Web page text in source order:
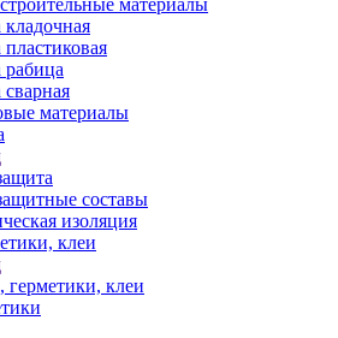
кладочная
пластиковая
рабица
сварная
материалы
составы
изоляция
клеи
клеи